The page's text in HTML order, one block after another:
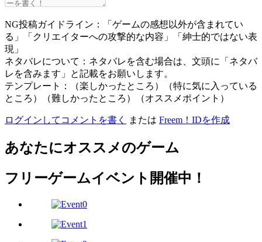
NG投稿ガイドライン：「ゲームの感想以外が含まれてい
る」「クリエイターへの攻撃的な内容」「紳士的ではない表
現」
ネタバレについて：ネタバレを含む場合は、文頭に「ネタバ
レを含みます」と記載をお願いします。
テンプレート：（楽しかったところ）（特に気に入っている
ところ）（難しかったところ）（オススメポイント）
ログインしてコメントを書く または Freem！IDを作成
あなたにオススメのゲーム
フリーゲームイベント開催中！